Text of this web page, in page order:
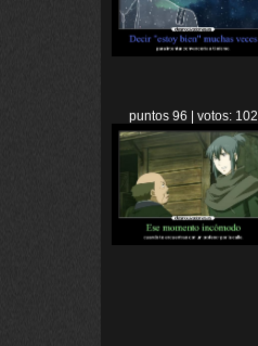
puntos 96 | votos: 102